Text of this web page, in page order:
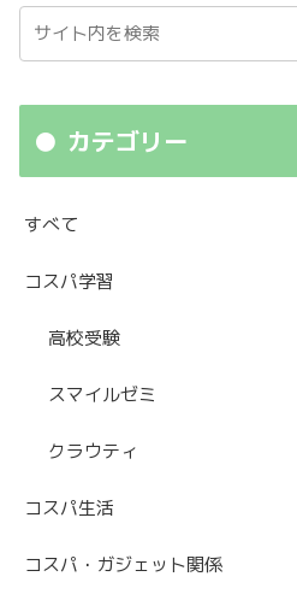
カテゴリー
すべて
コスパ学習
高校受験
スマイルゼミ
クラウティ
コスパ生活
コスパ・ガジェット関係